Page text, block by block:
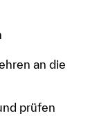
an die
prüfen